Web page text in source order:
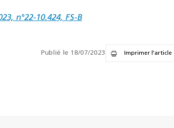
n°22-10.424, FS-B
Publié le 18/07/2023 Imprimer l'article